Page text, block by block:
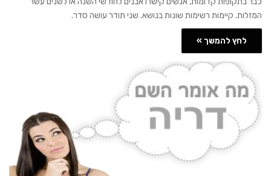
המזלות. קיימות רשימות שונות בנושא. שני תודר עושה סדר.
לחץ להמשך »